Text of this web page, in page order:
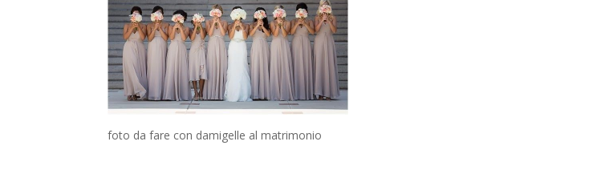
foto da fare con damigelle al matrimonio